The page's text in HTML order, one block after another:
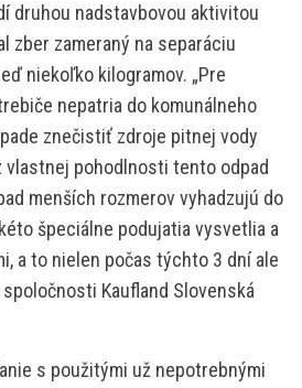
druhou nadstavbovou aktivitou
zber zameraný na separáciu
niekoľko kilogramov. „Pre
nepatria do komunálneho
znečistiť zdroje pitnej vody
vlastnej pohodlnosti tento odpad
menších rozmerov vyhadzujú do
špeciálne podujatia vysvetlia a
a to nielen počas týchto 3 dní ale
Kaufland Slovenská
s použitými už nepotrebnými